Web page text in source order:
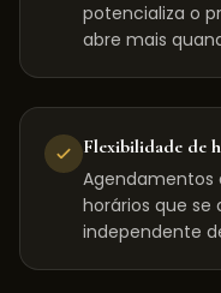
potencializa o
abre mais
Flexibilidade de
Agendamentos
horários que se
independente